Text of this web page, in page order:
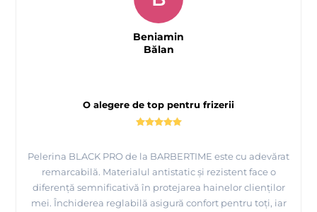
O alegere de top pentru frizerii
Pelerina BLACK PRO de la BARBERTIME este cu adevărat
remarcabilă. Materialul antistatic și rezistent face o
diferență semnificativă în protejarea hainelor clienților
mei. Închiderea reglabilă asigură confort pentru toți, iar
Beniamin
Bălan